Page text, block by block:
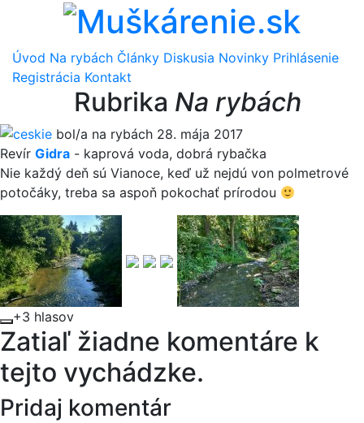
Úvod Na rybách Články Diskusia Novinky Prihlásenie
Registrácia Kontakt
Rubrika Na rybách
ceskie bol/a na rybách 28. mája 2017
Revír Gidra - kaprová voda, dobrá rybačka
Nie každý deň sú Vianoce, keď už nejdú von polmetrové
potočáky, treba sa aspoň pokochať prírodou
+3 hlasov
Zatiaľ žiadne komentáre k
tejto vychádzke.
Pridaj komentár